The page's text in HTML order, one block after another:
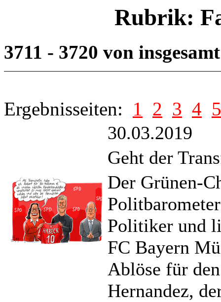
Rubrik:
3711 - 3720 von
Ergebnisseiten: 1 2 3 4 5
30.03.2019
Geht der
Der Grünen-
Politiker und
FC Bayern
Ablöse für
Hernandez,